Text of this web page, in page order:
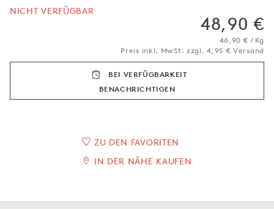
NICHT VERFÜGBAR
48,90 €
46,90 € / Kg
Preis inkl. MwSt. zzgl. 4,95 € Versand
BEI VERFÜGBARKEIT
BENACHRICH­TIGEN
ZU DEN FAVORITEN
IN DER NÄHE KAUFEN